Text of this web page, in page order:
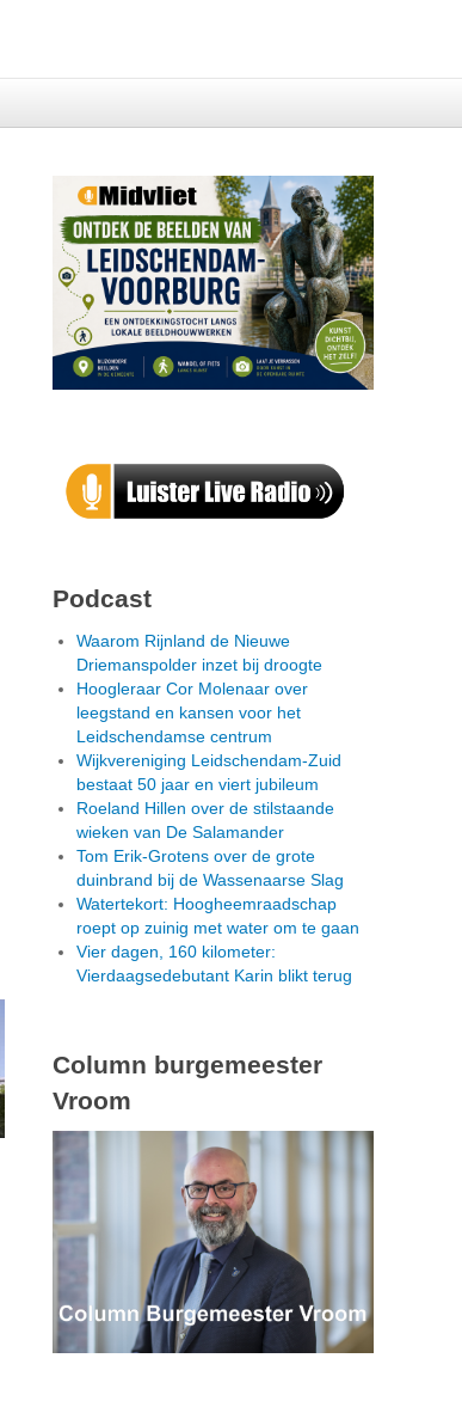
Podcast
Waarom Rijnland de Nieuwe
Driemanspolder inzet bij droogte
Hoogleraar Cor Molenaar over
leegstand en kansen voor het
Leidschendamse centrum
Wijkvereniging Leidschendam-Zuid
bestaat 50 jaar en viert jubileum
Roeland Hillen over de stilstaande
wieken van De Salamander
Tom Erik-Grotens over de grote
duinbrand bij de Wassenaarse Slag
Watertekort: Hoogheemraadschap
roept op zuinig met water om te gaan
Vier dagen, 160 kilometer:
Vierdaagsedebutant Karin blikt terug
Column burgemeester
Vroom